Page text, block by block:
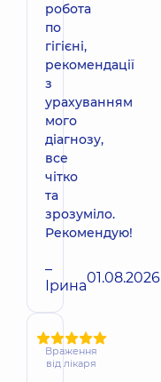
робота
по
гігієні,
рекомендації
з
урахуванням
мого
діагнозу,
все
чітко
та
зрозуміло.
Рекомендую!
–
Ірина01.08.2026
Враження
від лікаря